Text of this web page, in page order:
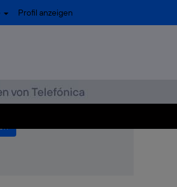
Profil anzeigen
(aktuelle